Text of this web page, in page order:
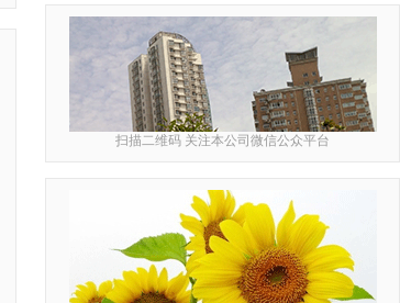
扫描二维码 关注本公司微信公众平台